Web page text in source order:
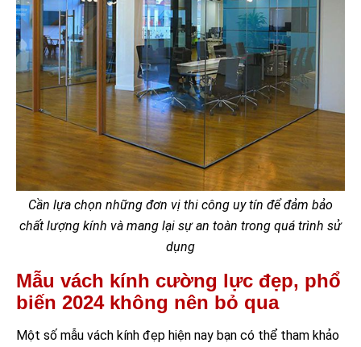
Cần lựa chọn những đơn vị thi công uy tín để đảm bảo
chất lượng kính và mang lại sự an toàn trong quá trình sử
dụng
Mẫu vách kính cường lực đẹp, phổ
biến 2024 không nên bỏ qua
Một số mẫu vách kính đẹp hiện nay bạn có thể tham khảo